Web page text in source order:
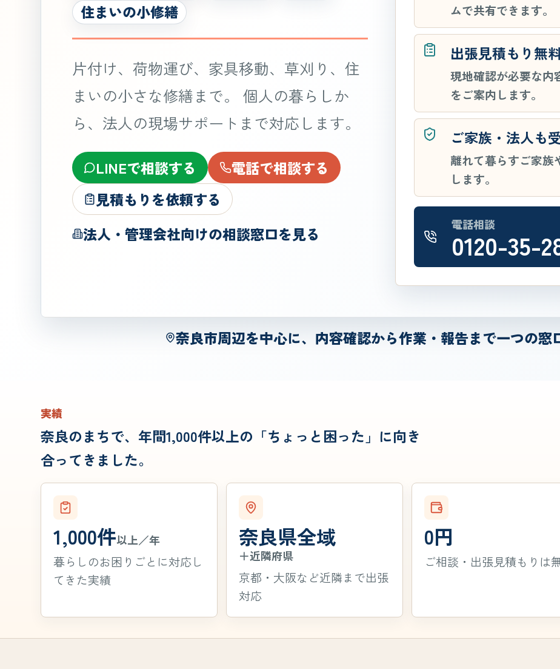
住まいの小修繕
片付け、荷物運び、家具移動、草刈り、住
まいの小さな修繕まで。 個人の暮らしか
ら、法人の現場サポートまで対応します。
LINEで相談する
電話で相談する
見積もりを依頼する
法人・管理会社向けの相談窓口を見る
ムで共有できます。
出張見積もり無
現地確認が必要な内
をご案内します。
ご家族・法人も
離れて暮らすご家族
します。
電話相談
0120-35-
奈良市周辺を中心に、内容確認から作業・報告まで一つの窓
実績
奈良のまちで、年間1,000件以上の「ちょっと困った」に向き
合ってきました。
1,000件以上／年
暮らしのお困りごとに対応し
てきた実績
奈良県全域
＋近隣府県
京都・大阪など近隣まで出張
対応
0円
ご相談・出張見積もりは